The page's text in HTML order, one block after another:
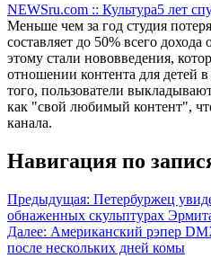
NEWSru.com :: Культура5 лет
Меньше чем за год студия
составляет до 50% всего
этому стали нововведения,
отношении контента для детей
того, пользователи
как "свой любимый контент",
канала.
Навигация по
Предыдущая: Петербуржец
обнаженных скульптурах
Далее: Американский рэпер
после нескольких дней комы